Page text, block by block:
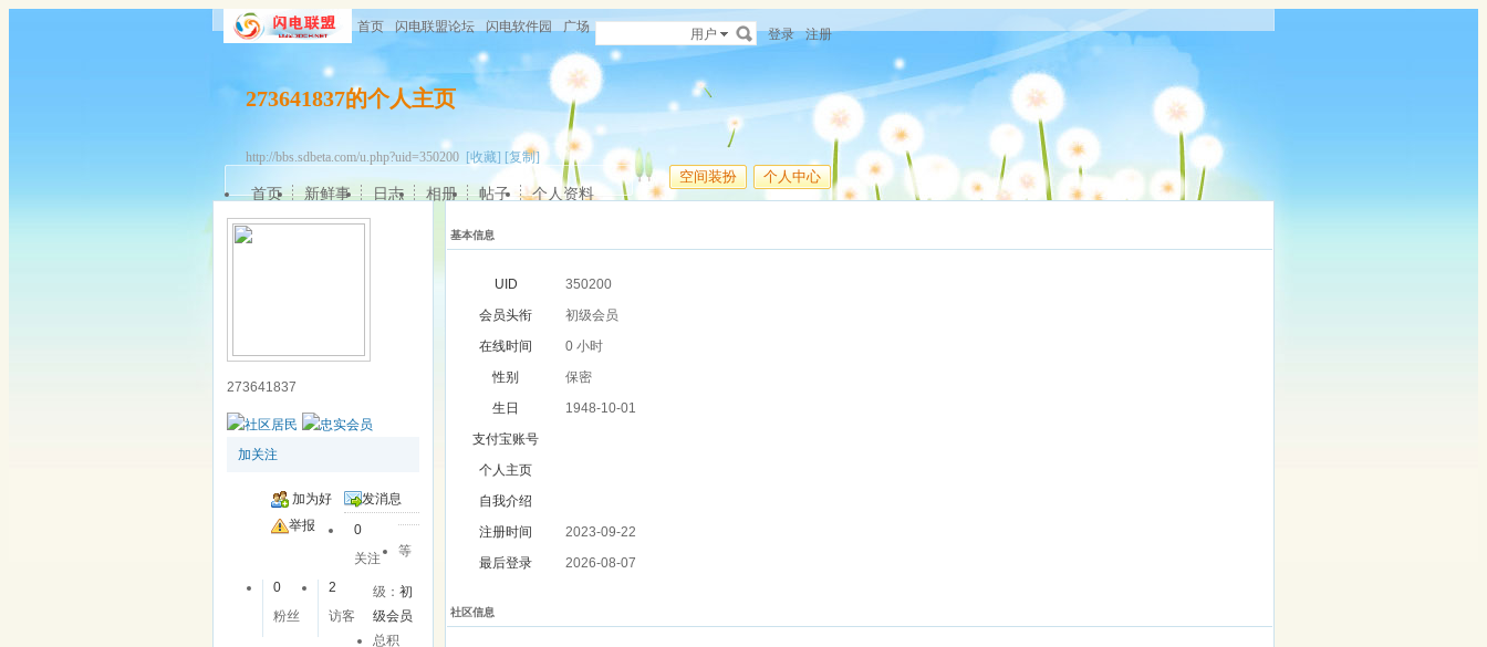
首页 闪电联盟论坛 闪电软件园 广场 用户 登录 注册
273641837的个人主页
http://bbs.sdbeta.com/u.php?uid=350200 [收藏] [复制]
空间装扮 个人中心
首页 新鲜事 日志 相册 帖子 个人资料
273641837
加关注
加为好
友
发消息
举报
0
关注
0
粉丝
2
访客
等
级：初
级会员
总积
基本信息
UID
350200
会员头衔
初级会员
在线时间
0 小时
性别
保密
生日
1948-10-01
支付宝账号
个人主页
自我介绍
注册时间
2023-09-22
最后登录
2026-08-07
社区信息